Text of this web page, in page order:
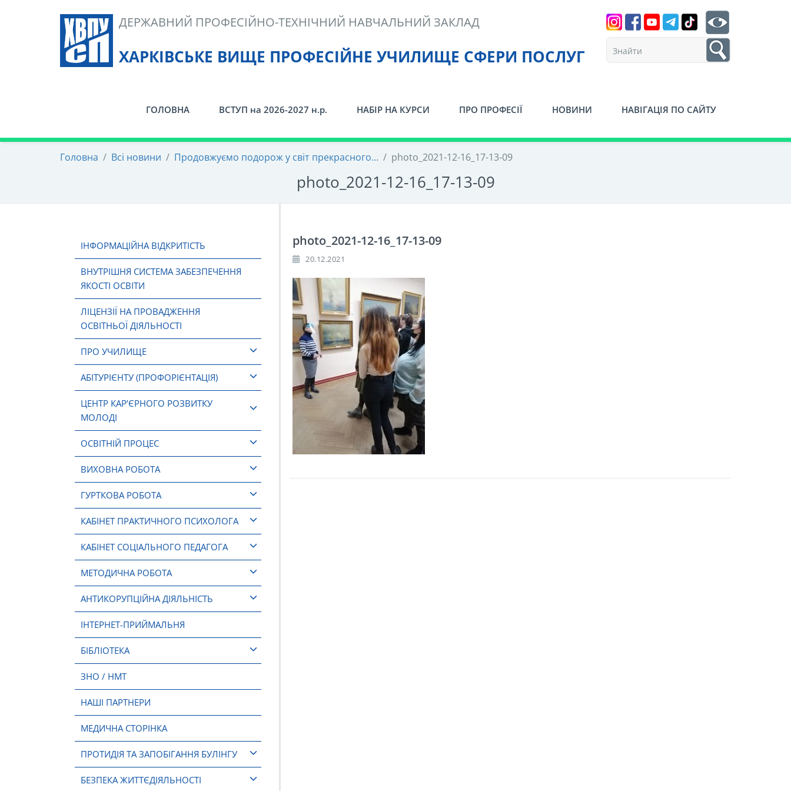
ХАРКІВСЬКЕ ВИЩЕ ПРОФЕСІЙНЕ УЧИЛИЩЕ СФЕРИ ПОСЛУГ
ДЕРЖАВНИЙ ПРОФЕСІЙНО-ТЕХНІЧНИЙ НАВЧАЛЬНИЙ ЗАКЛАД
1
ГОЛОВНА ВСТУП на 2026-2027 н.р. НАБІР НА КУРСИ ПРО ПРОФЕСІЇ НОВИНИ НАВІГАЦІЯ ПО САЙТУ
Головна / Всі новини / Продовжуємо подорож у світ прекрасного… / photo_2021-12-16_17-13-09
photo_2021-12-16_17-13-09
ІНФОРМАЦІЙНА ВІДКРИТІСТЬ
ВНУТРІШНЯ СИСТЕМА ЗАБЕЗПЕЧЕННЯ
ЯКОСТІ ОСВІТИ
ЛІЦЕНЗІЇ НА ПРОВАДЖЕННЯ
ОСВІТНЬОЇ ДІЯЛЬНОСТІ
ПРО УЧИЛИЩЕ
АБІТУРІЄНТУ (ПРОФОРІЄНТАЦІЯ)
ЦЕНТР КАР’ЄРНОГО РОЗВИТКУ
МОЛОДІ
ОСВІТНІЙ ПРОЦЕС
ВИХОВНА РОБОТА
ГУРТКОВА РОБОТА
КАБІНЕТ ПРАКТИЧНОГО ПСИХОЛОГА
КАБІНЕТ СОЦІАЛЬНОГО ПЕДАГОГА
МЕТОДИЧНА РОБОТА
АНТИКОРУПЦІЙНА ДІЯЛЬНІСТЬ
ІНТЕРНЕТ-ПРИЙМАЛЬНЯ
БІБЛІОТЕКА
ЗНО / НМТ
НАШІ ПАРТНЕРИ
МЕДИЧНА СТОРІНКА
ПРОТИДІЯ ТА ЗАПОБІГАННЯ БУЛІНГУ
БЕЗПЕКА ЖИТТЄДІЯЛЬНОСТІ
photo_2021-12-16_17-13-09
20.12.2021